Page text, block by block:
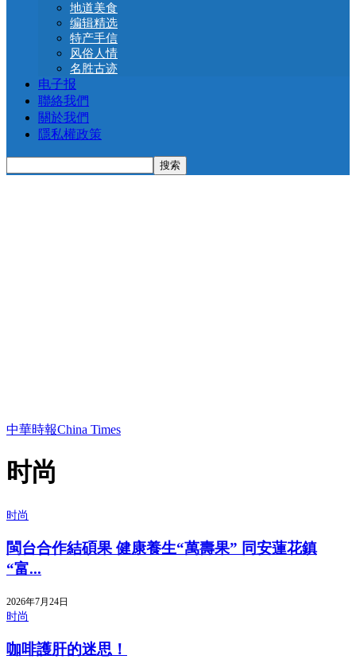
地道美食
编辑精选
特产手信
风俗人情
名胜古迹
电子报
聯絡我們
關於我們
隱私權政策
中華時報China Times
时尚
时尚
閩台合作結碩果 健康養生“萬壽果” 同安蓮花鎮
“富...
2026年7月24日
时尚
咖啡護肝的迷思！